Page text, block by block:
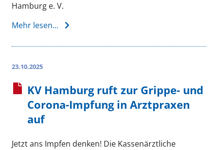
Hamburg e. V.
Mehr lesen...
23.10.2025
KV Hamburg ruft zur Grippe- und
Corona-Impfung in Arztpraxen
auf
Jetzt ans Impfen denken! Die Kassenärztliche